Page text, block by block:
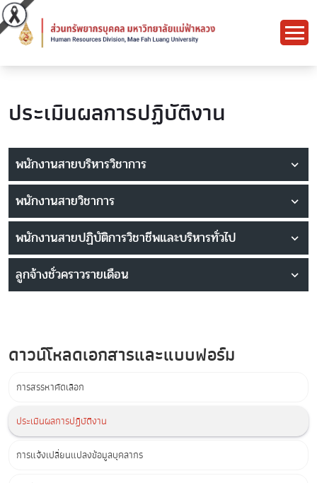
ประเมินผลการปฏิบัติงาน
พนักงานสายบริหารวิชาการ
พนักงานสายวิชาการ
พนักงานสายปฏิบัติการวิชาชีพและบริหารทั่วไป
ลูกจ้างชั่วคราวรายเดือน
ดาวน์โหลดเอกสารและแบบฟอร์ม
การสรรหาคัดเลือก
ประเมินผลการปฏิบัติงาน
การแจ้งเปลี่ยนแปลงข้อมูลบุคลากร